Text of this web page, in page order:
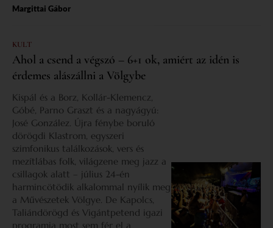
Margittai Gábor
KULT
Ahol a csend a végszó – 6+1 ok, amiért az idén is
érdemes alászállni a Völgybe
Kispál és a Borz, Kollár-Klemencz,
Góbé, Parno Graszt és a nagyágyú:
José González. Újra fénybe boruló
dörögdi Klastrom, egyszeri
szimfonikus találkozások, vers és
mezítlábas folk, világzene meg jazz a
csillagok alatt – július 24-én
harmincötödik alkalommal nyílik meg
a Művészetek Völgye. De Kapolcs,
Taliándörögd és Vigántpetend igazi
programja most sem fér el a